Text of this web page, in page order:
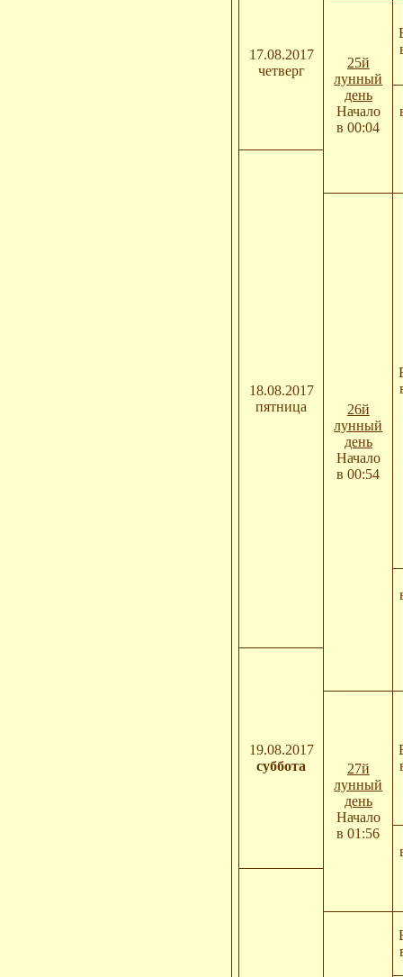
17.08.2017
четверг
25й
лунный
день
Начало
в 00:04
18.08.2017
пятница
26й
лунный
день
Начало
в 00:54
19.08.2017
суббота
27й
лунный
день
Начало
в 01:56